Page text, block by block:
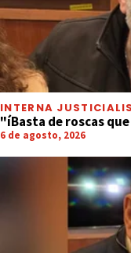
INTERNA
"íBasta de roscas
6 de agosto, 2026